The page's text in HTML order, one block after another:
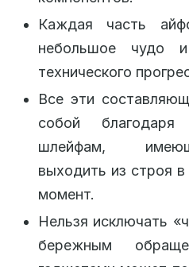
Каждая часть
небольшое чудо
технического
Все эти
собой
шлейфам,
выходить из строя
момент.
Нельзя исключать
бережным